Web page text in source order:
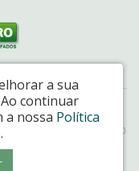
17.048.226/0001-65
Curitiba/PR – CEP 80060-160
a sua
Ao continuar
a nossa Política
.